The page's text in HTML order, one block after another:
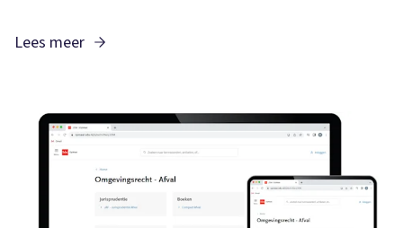
Lees meer